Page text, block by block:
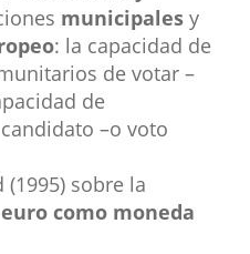
municipales y
: la capacidad de
de votar –
de
–o voto
sobre la
euro como moneda